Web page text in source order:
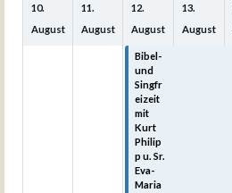
10.
August
11.
August
12.
August
Bibel-
und
Singfr
eizeit
mit
Kurt
Philip
p u. Sr.
Eva-
Maria
13.
August